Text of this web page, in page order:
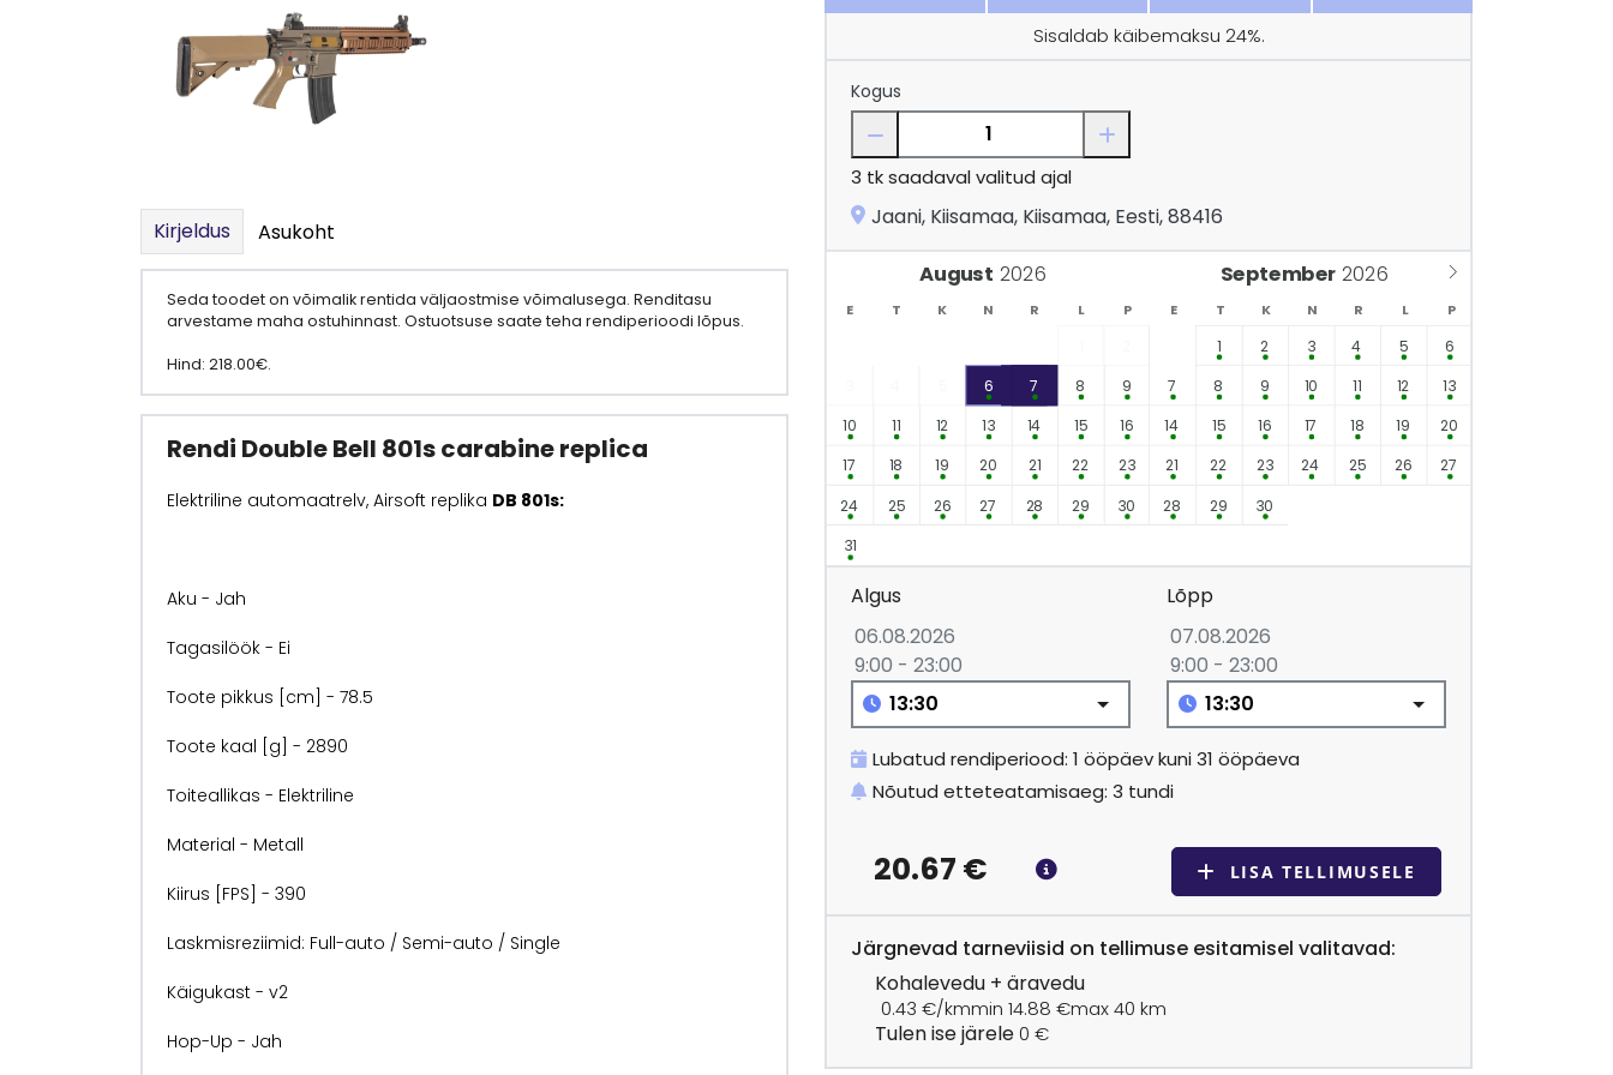
Kirjeldus Asukoht
Seda toodet on võimalik rentida väljaostmise võimalusega. Renditasu
arvestame maha ostuhinnast. Ostuotsuse saate teha rendiperioodi lõpus.
Hind: 218.00€.
Rendi Double Bell 801s carabine replica
Elektriline automaatrelv, Airsoft replika DB 801s:
Aku - Jah
Tagasilöök - Ei
Toote pikkus [cm] - 78.5
Toote kaal [g] - 2890
Toiteallikas - Elektriline
Material - Metall
Kiirus [FPS] - 390
Laskmisreziimid: Full-auto / Semi-auto / Single
Käigukast - v2
Hop-Up - Jah
Sisaldab käibemaksu 24%.
Kogus
3 tk saadaval valitud ajal
Jaani, Kiisamaa, Kiisamaa, Eesti, 88416
August September
E T K N R L P E T K N R L P
6 7 8
9
10
11 12 13 14 15
16
17
18 19 20 21 22 23
24 25 26 27 28 29 30
31
1 2 3 4 5
6
7
8 9 10 11 12
13
14
15 16 17 18 19
20
21
22 23 24 25 26 27
28 29 30
Algus
06.08.2026
9:00 - 23:00
Lõpp
07.08.2026
9:00 - 23:00
Lubatud rendiperiood: 1 ööpäev kuni 31 ööpäeva
Nõutud etteteatamisaeg: 3 tundi
20.67 € LISA TELLIMUSELE
Järgnevad tarneviisid on tellimuse esitamisel valitavad:
Kohalevedu + äravedu
0.43 €/kmmin 14.88 €max 40 km
Tulen ise järele0 €